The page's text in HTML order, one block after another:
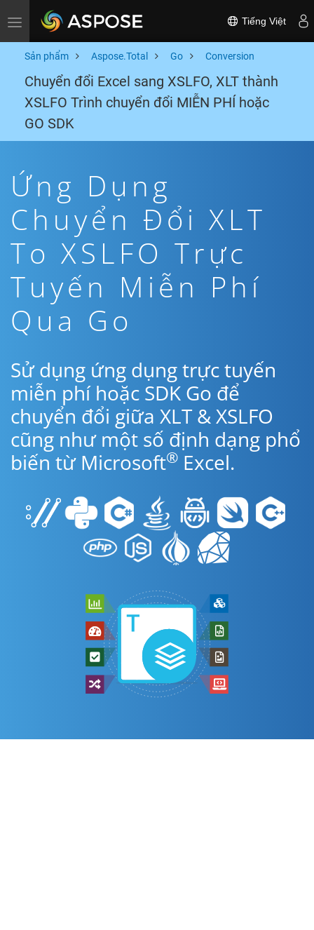
Toggle navigation Tiếng Việt
Sản phẩm Aspose.Total Go Conversion
Chuyển đổi Excel sang XSLFO, XLT thành
XSLFO Trình chuyển đổi MIỄN PHÍ hoặc
GO SDK
Ứng Dụng
Chuyển Đổi XLT
To XSLFO Trực
Tuyến Miễn Phí
Qua Go
Sử dụng ứng dụng trực tuyến
miễn phí hoặc SDK Go để
chuyển đổi giữa XLT & XSLFO
cũng như một số định dạng phổ
biến từ Microsoft® Excel.